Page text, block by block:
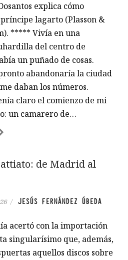
explica cómo
lagarto (Plasson &
***** Vivía en una
del centro de
un puñado de cosas.
abandonaría la ciudad
daban los números.
claro el comienzo de mi
un camarero de…
de Madrid al
/ JESÚS FERNÁNDEZ ÚBEDA
acertó con la importación
singularísimo que, además,
aquellos discos sobre